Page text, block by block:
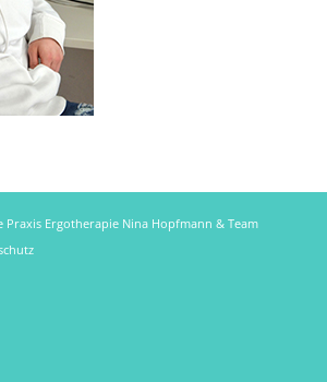
Ergotherapie Nina Hopfmann & Team